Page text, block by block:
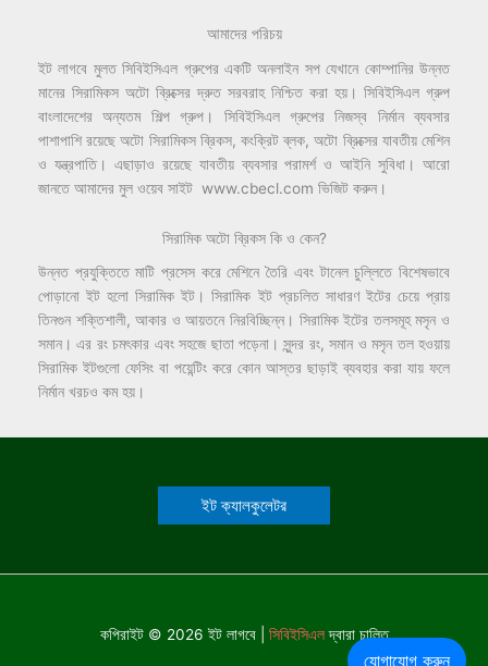
আমাদের পরিচয়
ইট লাগবে মুলত সিবিইসিএল গ্রুপের একটি অনলাইন সপ যেখানে কোম্পানির উন্নত
মানের সিরামিকস অটো ব্রিক্সের দ্রুত সরবরাহ নিশ্চিত করা হয়। সিবিইসিএল গ্রুপ
বাংলাদেশের অন্যতম শিল্প গ্রুপ। সিবিইসিএল গ্রুপের নিজস্ব নির্মান ব্যবসার
পাশাপাশি রয়েছে অটো সিরামিকস ব্রিকস, কংক্রিট ব্লক, অটো ব্রিক্সের যাবতীয় মেশিন
ও যন্ত্রপাতি। এছাড়াও রয়েছে যাবতীয় ব্যবসার পরামর্শ ও আইনি সুবিধা। আরো
জানতে আমাদের মুল ওয়েব সাইট www.cbecl.com ভিজিট করুন।
সিরামিক অটো ব্রিকস কি ও কেন?
উন্নত প্রযুক্তিতে মাটি প্রসেস করে মেশিনে তৈরি এবং টানেল চুল্লিতে বিশেষভাবে
পোড়ানো ইট হলো সিরামিক ইট। সিরামিক ইট প্রচলিত সাধারণ ইটের চেয়ে প্রায়
তিনগুন শক্তিশালী, আকার ও আয়তনে নিরবিচ্ছিন্ন। সিরামিক ইটের তলসমূহ মসৃন ও
সমান। এর রং চমৎকার এবং সহজে ছাতা পড়েনা। সুন্দর রং, সমান ও মসৃন তল হওয়ায়
সিরামিক ইটগুলো ফেসিং বা পয়েন্টিং করে কোন আস্তর ছাড়াই ব্যবহার করা যায় ফলে
নির্মান খরচও কম হয়।
ইট ক্যালকুলেটর
কপিরাইট © 2026 ইট লাগবে | সিবিইসিএলদ্বারা চালিত
যোগাযোগ করুন